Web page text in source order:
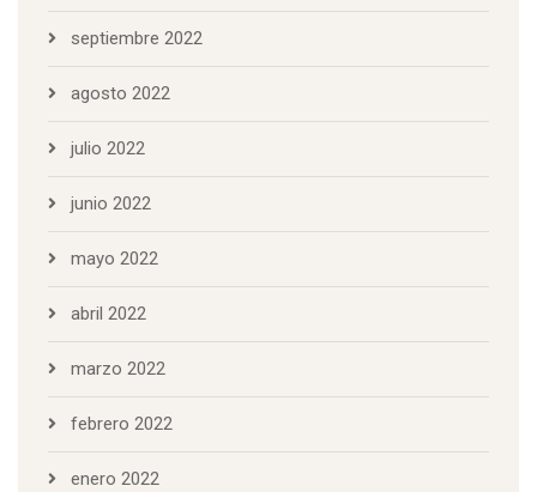
septiembre 2022
agosto 2022
julio 2022
junio 2022
mayo 2022
abril 2022
marzo 2022
febrero 2022
enero 2022